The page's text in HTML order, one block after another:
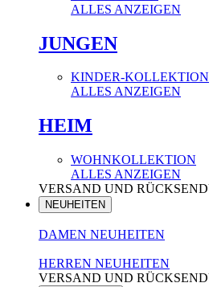
ALLES ANZEIGEN
JUNGEN
KINDER-KOLLEKTION
ALLES ANZEIGEN
HEIM
WOHNKOLLEKTION
ALLES ANZEIGEN
VERSAND UND
NEUHEITEN
DAMEN NEUHEITEN
HERREN NEUHEITEN
VERSAND UND